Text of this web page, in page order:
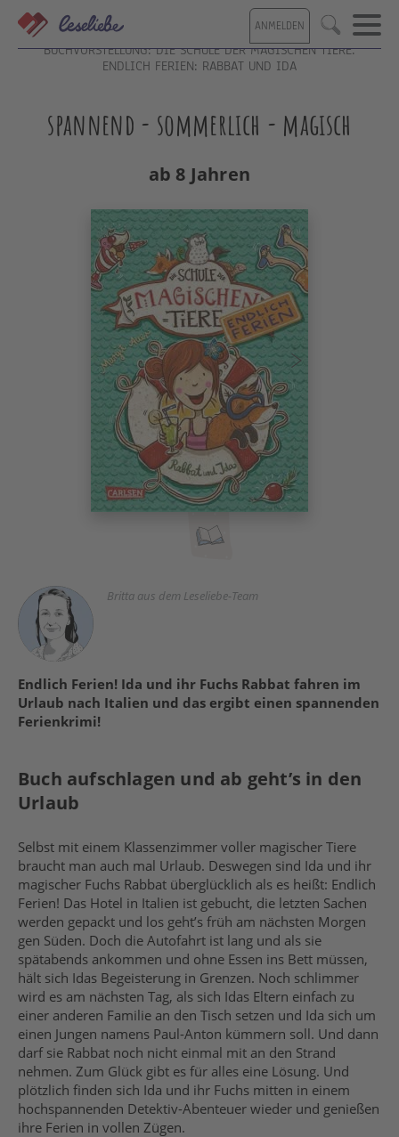
Direkt
zum
Inhalt
ANMELDEN Suche
BUCHVORSTELLUNG: DIE SCHULE DER MAGISCHEN TIERE.
ENDLICH FERIEN: RABBAT UND IDA
spannend - sommerlich - magisch
ab 8 Jahren
Britta aus dem Leseliebe-Team
Endlich Ferien! Ida und ihr Fuchs Rabbat fahren im
Urlaub nach Italien und das ergibt einen spannenden
Ferienkrimi!
Buch aufschlagen und ab geht’s in den
Urlaub
Selbst mit einem Klassenzimmer voller magischer Tiere
braucht man auch mal Urlaub. Deswegen sind Ida und ihr
magischer Fuchs Rabbat überglücklich als es heißt: Endlich
Ferien! Das Hotel in Italien ist gebucht, die letzten Sachen
werden gepackt und los geht’s früh am nächsten Morgen
gen Süden. Doch die Autofahrt ist lang und als sie
spätabends ankommen und ohne Essen ins Bett müssen,
hält sich Idas Begeisterung in Grenzen. Noch schlimmer
wird es am nächsten Tag, als sich Idas Eltern einfach zu
einer anderen Familie an den Tisch setzen und Ida sich um
einen Jungen namens Paul-Anton kümmern soll. Und dann
darf sie Rabbat noch nicht einmal mit an den Strand
nehmen. Zum Glück gibt es für alles eine Lösung. Und
plötzlich finden sich Ida und ihr Fuchs mitten in einem
hochspannenden Detektiv-Abenteuer wieder und genießen
ihre Ferien in vollen Zügen.